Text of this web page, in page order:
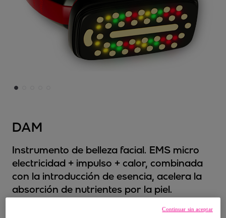
DAM
Instrumento de belleza facial. EMS micro
electricidad + impulso + calor, combinada
con la introducción de esencia, acelera la
absorción de nutrientes por la piel.
Continuar sin aceptar